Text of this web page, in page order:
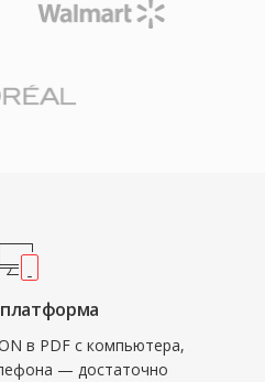
в PDF с компьютера,
— достаточно